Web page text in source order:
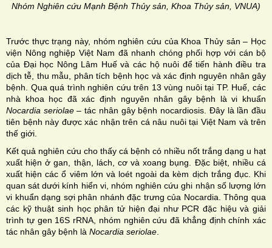
Nhóm Nghiên cứu Mạnh Bệnh Thủy sản, Khoa Thủy sản, VNUA)
Trước thực trạng này, nhóm nghiên cứu của Khoa Thủy sản – Học
viện Nông nghiệp Việt Nam đã nhanh chóng phối hợp với cán bộ
của Đại học Nông Lâm Huế và các hộ nuôi để tiến hành điều tra
dịch tễ, thu mẫu, phân tích bệnh học và xác định nguyên nhân gây
bệnh. Qua quá trình nghiên cứu trên 13 vùng nuôi tại TP. Huế, các
nhà khoa học đã xác định nguyên nhân gây bệnh là vi khuẩn
Nocardia seriolae– tác nhân gây bệnh nocardiosis. Đây là lần đầu
tiên bệnh này được xác nhận trên cá nâu nuôi tại Việt Nam và trên
thế giới.
Kết quả nghiên cứu cho thấy cá bệnh có nhiều nốt trắng dạng u hạt
xuất hiện ở gan, thận, lách, cơ và xoang bụng. Đặc biệt, nhiều cá
xuất hiện các ổ viêm lớn và loét ngoài da kèm dịch trắng đục. Khi
quan sát dưới kính hiển vi, nhóm nghiên cứu ghi nhận số lượng lớn
vi khuẩn dạng sợi phân nhánh đặc trưng của Nocardia. Thông qua
các kỹ thuật sinh học phân tử hiện đại như PCR đặc hiệu và giải
trình tự gen 16S rRNA, nhóm nghiên cứu đã khẳng định chính xác
tác nhân gây bệnh là Nocardia seriolae